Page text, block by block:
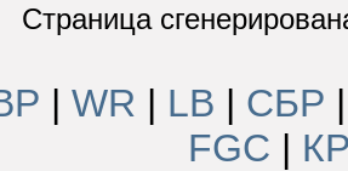
Страница
| WR | LB | СБР
FGC |